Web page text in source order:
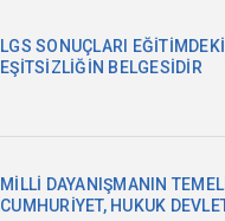
LGS SONUÇLARI EĞİTİMDEKİ
EŞİTSİZLİĞİN BELGESİDİR
MİLLİ DAYANIŞMANIN
CUMHURİYET, HUKUK